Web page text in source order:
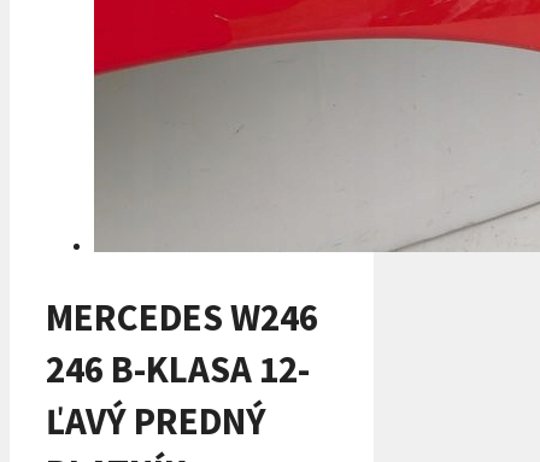
MERCEDES W246
246 B-KLASA 12-
ĽAVÝ PREDNÝ